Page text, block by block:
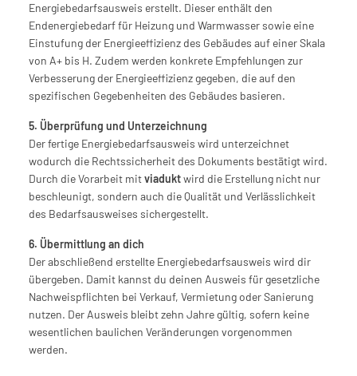
Energiebedarfsausweis erstellt. Dieser enthält den
Endenergiebedarf für Heizung und Warmwasser sowie eine
Einstufung der Energieeffizienz des Gebäudes auf einer Skala
von A+ bis H. Zudem werden konkrete Empfehlungen zur
Verbesserung der Energieeffizienz gegeben, die auf den
spezifischen Gegebenheiten des Gebäudes basieren.
5. Überprüfung und Unterzeichnung
Der fertige Energiebedarfsausweis wird unterzeichnet
wodurch die Rechtssicherheit des Dokuments bestätigt wird.
Durch die Vorarbeit mit viadukt wird die Erstellung nicht nur
beschleunigt, sondern auch die Qualität und Verlässlichkeit
des Bedarfsausweises sichergestellt.
6. Übermittlung an dich
Der abschließend erstellte Energiebedarfsausweis wird dir
übergeben. Damit kannst du deinen Ausweis für gesetzliche
Nachweispflichten bei Verkauf, Vermietung oder Sanierung
nutzen. Der Ausweis bleibt zehn Jahre gültig, sofern keine
wesentlichen baulichen Veränderungen vorgenommen
werden.